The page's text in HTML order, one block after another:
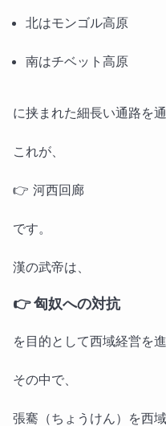
北はモンゴル高原
南はチベット高原
に挟まれた細長い通路を
これが、
👉 河西回廊
です。
漢の武帝は、
👉 匈奴への対抗
を目的として西域経営を進
その中で、
張騫（ちょうけん）を西域